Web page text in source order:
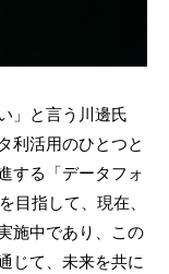
」と言う川邊氏
利活用のひとつと
する「データフォ
目指して、現在、
施中であり、この
じて、未来を共に